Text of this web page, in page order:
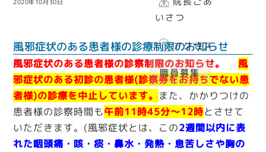
いさつ
アクセス
職員募集
2020年10月30日
風邪症状のある患者様の診療制限のお知らせ
風邪症状のある患者様の診察制限のお知らせ。
風
邪症状のある初診の患者様(診察券をお持ちでない患
者様)の診療を中止しています。 また、かかりつけの
患者様の診察時間も午前11時45分～12時とさせて
いただきます。(風邪症状とは、 この2週間以内に表
れた咽頭痛・咳・痰・鼻水・発熱・息苦しさや胸の